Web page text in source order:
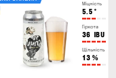
Міцність
5.5 °
Гіркота
36 IBU
Щільність
13 %